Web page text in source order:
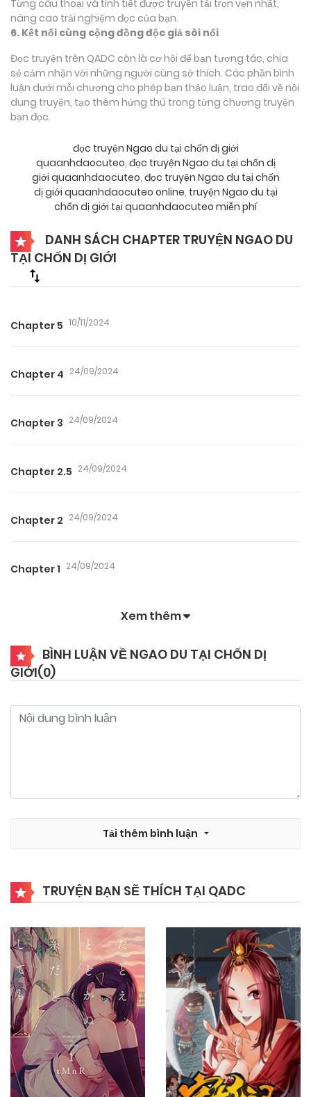
Từng câu thoại và tình tiết được truyền tải trọn vẹn nhất,
nâng cao trải nghiệm đọc của bạn.
6. Kết nối cùng cộng đồng độc giả sôi nổi
Đọc truyện trên QADC còn là cơ hội để bạn tương tác, chia
sẻ cảm nhận với những người cùng sở thích. Các phần bình
luận dưới mỗi chương cho phép bạn thảo luận, trao đổi về nội
dung truyện, tạo thêm hứng thú trong từng chương truyện
bạn đọc.
đọc truyện Ngao du tại chốn dị giới
quaanhdaocuteo, đọc truyện Ngao du tại chốn dị
giới quaanhdaocuteo, đọc truyện Ngao du tại chốn
dị giới quaanhdaocuteo online, truyện Ngao du tại
chốn dị giới tại quaanhdaocuteo miễn phí
DANH SÁCH CHAPTER TRUYỆN NGAO DU
TẠI CHỐN DỊ GIỚI
Chapter 5 10/11/2024
Chapter 4 24/09/2024
Chapter 3 24/09/2024
Chapter 2.5 24/09/2024
Chapter 2 24/09/2024
Chapter 1 24/09/2024
Xem thêm
BÌNH LUẬN VỀ NGAO DU TẠI CHỐN DỊ
GIỚI(0)
Tải thêm bình luận
TRUYỆN BẠN SẼ THÍCH TẠI QADC